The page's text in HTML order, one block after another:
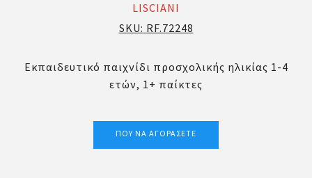
LISCIANI
SKU: RF.72248
Εκπαιδευτικό παιχνίδι προσχολικής ηλικίας 1-4
ετών, 1+ παίκτες
ΠΟΎ ΝΑ ΑΓΟΡΆΣΕΤΕ